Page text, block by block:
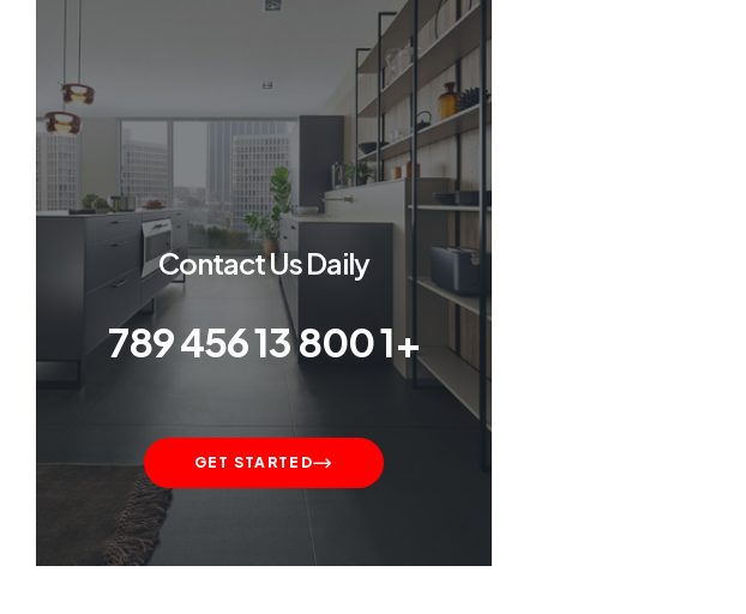
Contact Us Daily
+1 800 13 456 789
GET STARTED